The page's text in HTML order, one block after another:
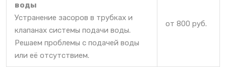
воды
Устранение засоров в трубках и
клапанах системы подачи воды.
Решаем проблемы с подачей воды
или её отсутствием.
от 800 руб.